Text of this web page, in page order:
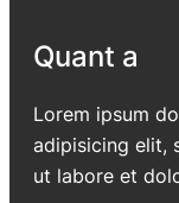
Quant a
Lorem ipsum
adipisicing elit,
ut labore et